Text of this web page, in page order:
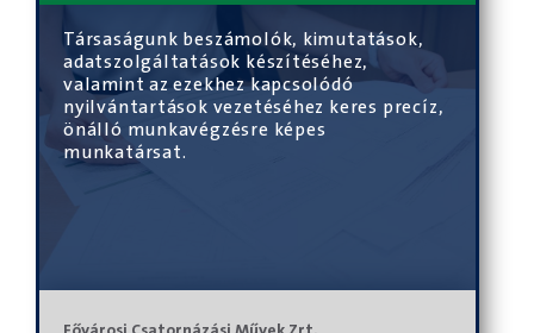
Társaságunk beszámolók, kimutatások,
adatszolgáltatások készítéséhez,
valamint az ezekhez kapcsolódó
nyilvántartások vezetéséhez keres precíz,
önálló munkavégzésre képes
munkatársat.